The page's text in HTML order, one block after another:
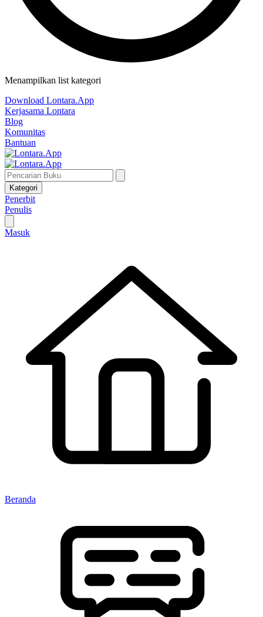
Menampilkan list kategori
Download Lontara.App
Kerjasama Lontara
Blog
Komunitas
Bantuan
Kategori
Penerbit
Penulis
Masuk
Beranda